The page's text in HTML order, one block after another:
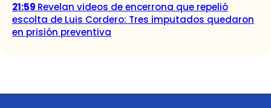
21:59 Revelan videos de encerrona que repelió
escolta de Luis Cordero: Tres imputados quedaron
en prisión preventiva